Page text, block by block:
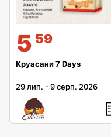
5 59
Круасани 7 Days
29 лип. -9 серп. 2026